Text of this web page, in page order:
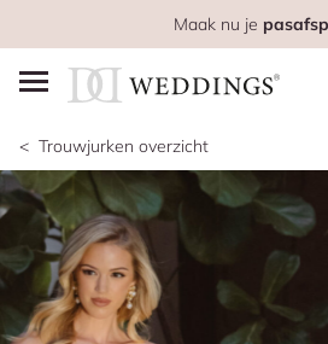
Maak nu je
Trouwjurken overzicht